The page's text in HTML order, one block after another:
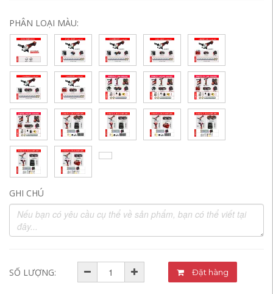
PHÂN LOẠI MÀU:
GHI CHÚ
SỐ LƯỢNG: Đặt hàng